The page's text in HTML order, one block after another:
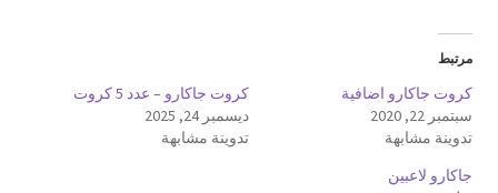
مرتبط
كروت جاكارو اضافية
سبتمبر 22, 2020
تدوينة مشابهة
كروت جاكارو – عدد 5 كروت
ديسمبر 24, 2025
تدوينة مشابهة
جاكارو لاعبين